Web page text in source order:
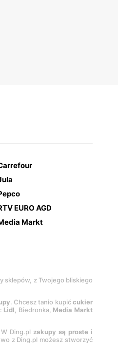
EURO AGD
Markt
sklepów, z Twojego bliskiego
. Chcesz tanio kupićcukier
Lidl, Biedronka, Media Markt
Ding.pl zakupy są proste i
z Ding.pl możesz stworzyć